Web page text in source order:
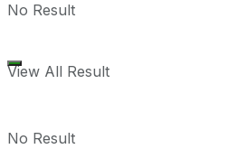
No Result
No Result
View All Result